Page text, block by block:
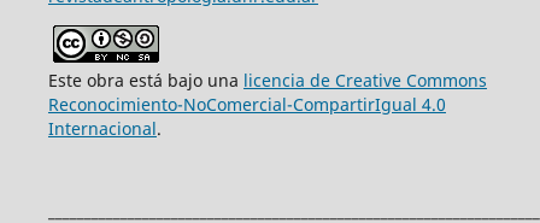
Este obra está bajo una licencia de Creative Commons
Reconocimiento-NoComercial-CompartirIgual 4.0
Internacional.